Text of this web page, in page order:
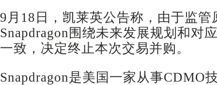
9月18日，凯莱英公告称，由于监管
Snapdragon围绕未来发展规划和对
一致，决定终止本次交易并购。
Snapdragon是美国一家从事CDMO